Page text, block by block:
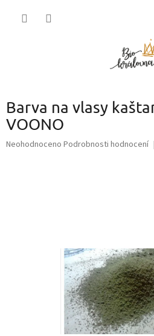
Barva na vlasy
VOONO
Průměrné
Neohodnoceno Podrobnosti hodnocení